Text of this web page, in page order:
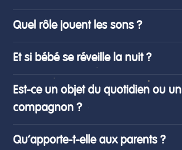
Quel rôle jouent les sons ?
Et si bébé se réveille la nuit ?
Est-ce un objet du quotidien ou un
compagnon ?
Qu’apporte-t-elle aux parents ?